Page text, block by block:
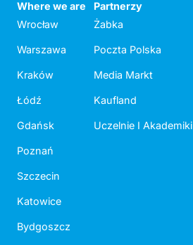
Where we are
Wrocław
Warszawa
Kraków
Łódź
Gdańsk
Poznań
Szczecin
Katowice
Bydgoszcz
Partnerzy
Żabka
Poczta Polska
Media Markt
Kaufland
Uczelnie I Akademiki